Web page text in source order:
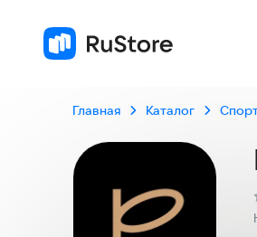
Главная Каталог